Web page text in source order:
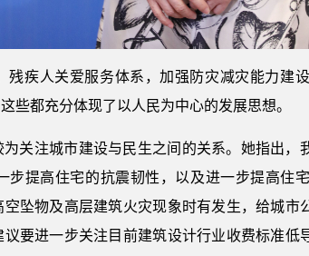
残疾人关爱服务体系，加强防灾减灾能力建
些都充分体现了以人民为中心的发展思想。
关注城市建设与民生之间的关系。她指出，
步提高住宅的抗震韧性，以及进一步提高住
坠物及高层建筑火灾现象时有发生，给城市
要进一步关注目前建筑设计行业收费标准低